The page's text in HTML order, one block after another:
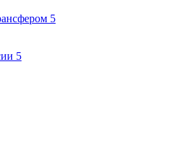
5
5